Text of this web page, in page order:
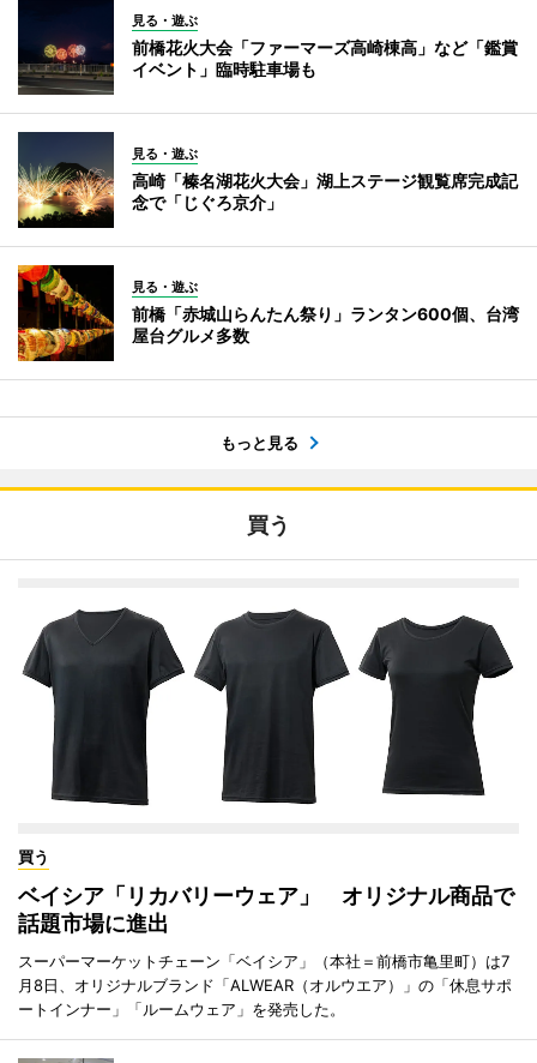
見る・遊ぶ
前橋花火大会「ファーマーズ高崎棟高」など「鑑賞
イベント」臨時駐車場も
見る・遊ぶ
高崎「榛名湖花火大会」湖上ステージ観覧席完成記
念で「じぐろ京介」
見る・遊ぶ
前橋「赤城山らんたん祭り」ランタン600個、台湾
屋台グルメ多数
もっと見る
買う
買う
ベイシア「リカバリーウェア」 オリジナル商品で
話題市場に進出
スーパーマーケットチェーン「ベイシア」（本社＝前橋市亀里町）は7
月8日、オリジナルブランド「ALWEAR（オルウエア）」の「休息サポ
ートインナー」「ルームウェア」を発売した。